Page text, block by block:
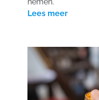
Lees meer